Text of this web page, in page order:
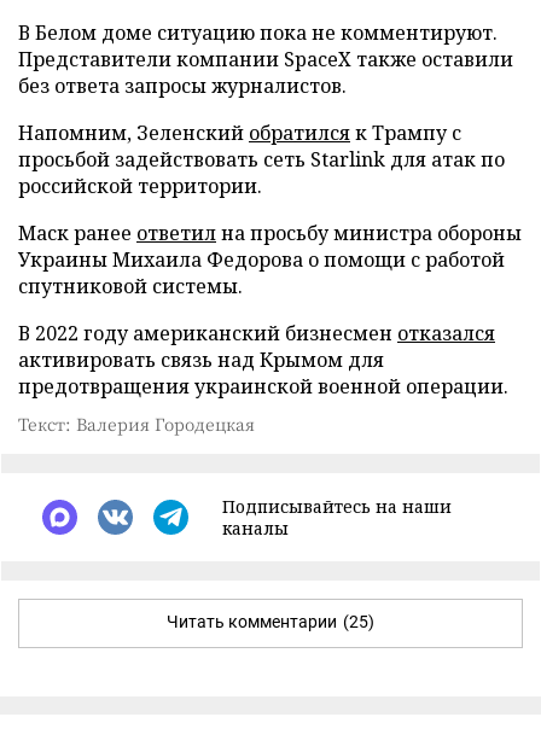
В Белом доме ситуацию пока не комментируют.
Представители компании SpaceX также оставили
без ответа запросы журналистов.
Напомним, Зеленский обратилсяк Трампу с
просьбой задействовать сеть Starlink для атак по
российской территории.
Маск ранее ответилна просьбу министра обороны
Украины Михаила Федорова о помощи с работой
спутниковой системы.
В 2022 году американский бизнесмен отказался
активировать связь над Крымом для
предотвращения украинской военной операции.
Текст: Валерия Городецкая
Подписывайтесь на наши
каналы
Читать комментарии (25)